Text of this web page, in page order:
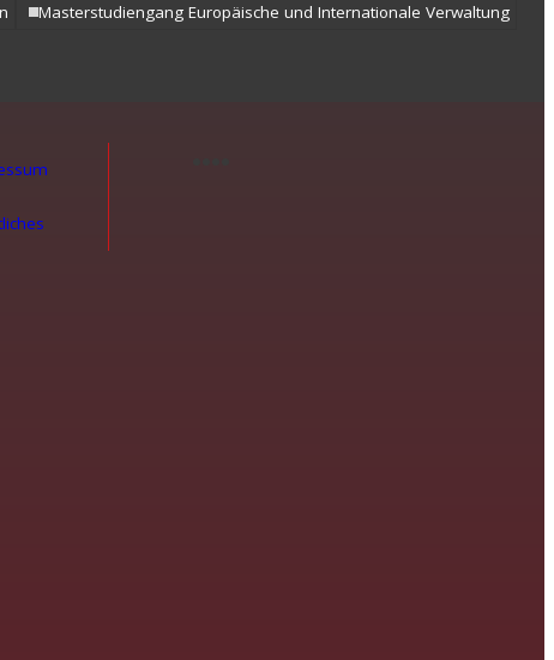
Masterstudiengang Europäische und Internationale Verwaltung